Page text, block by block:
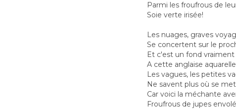
Parmi les froufrous de
Soie verte irisée!
Les nuages, graves
Se concertent sur le
Et c'est un fond
A cette anglaise
Les vagues, les petites
Ne savent plus où se
Car voici la méchante
Froufrous de jupes